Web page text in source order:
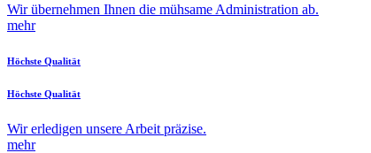
Wir übernehmen Ihnen die mühsame Administration ab.
mehr
Höchste Qualität
Höchste Qualität
Wir erledigen unsere Arbeit präzise.
mehr